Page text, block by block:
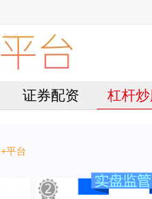
证券配资 杠杆
+平台